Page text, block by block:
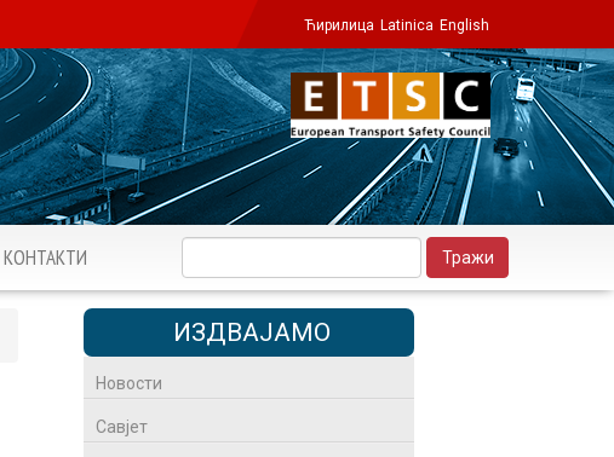
Ћирилица Latinica English
КОНТАКТИ
ИЗДВАЈАМО
Новости
Савјет